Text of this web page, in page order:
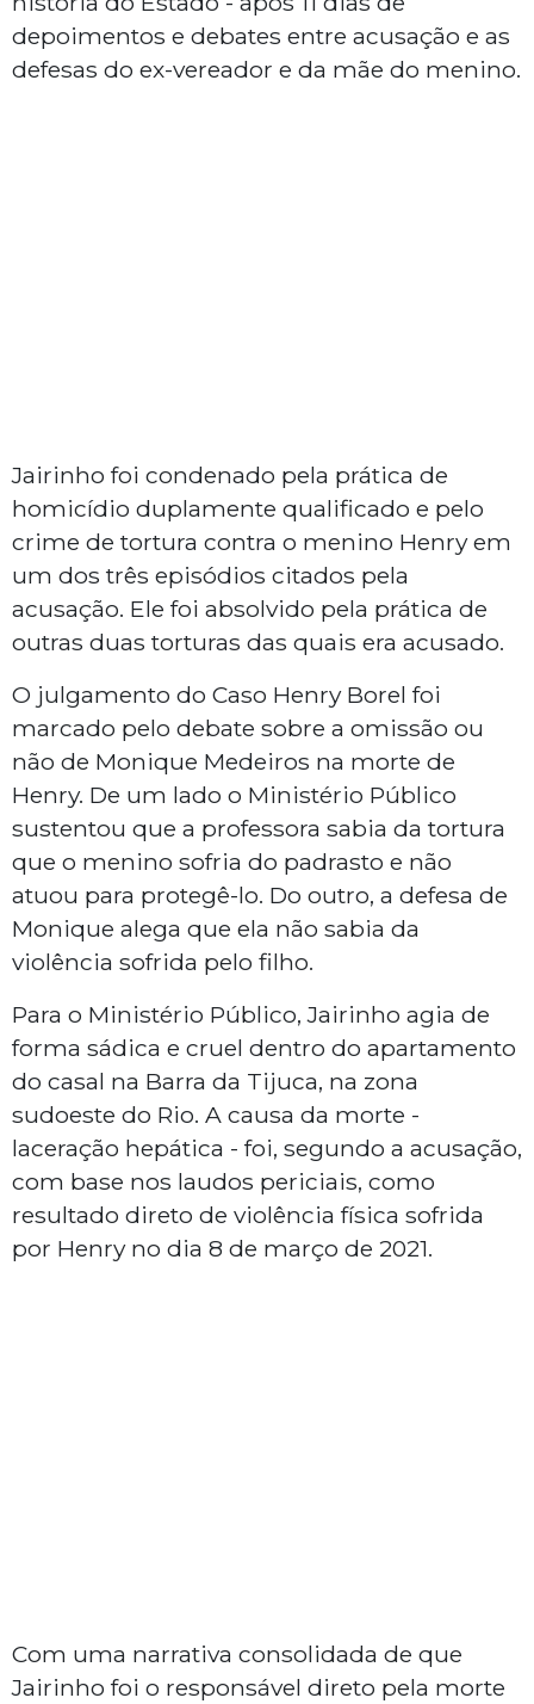
depoimentos e debates entre acusação e as
defesas do ex-vereador e da mãe do menino.
Jairinho foi condenado pela prática de
homicídio duplamente qualificado e pelo
crime de tortura contra o menino Henry em
um dos três episódios citados pela
acusação. Ele foi absolvido pela prática de
outras duas torturas das quais era acusado.
O julgamento do Caso Henry Borel foi
marcado pelo debate sobre a omissão ou
não de Monique Medeiros na morte de
Henry. De um lado o Ministério Público
sustentou que a professora sabia da tortura
que o menino sofria do padrasto e não
atuou para protegê-lo. Do outro, a defesa de
Monique alega que ela não sabia da
violência sofrida pelo filho.
Para o Ministério Público, Jairinho agia de
forma sádica e cruel dentro do apartamento
do casal na Barra da Tijuca, na zona
sudoeste do Rio. A causa da morte -
laceração hepática - foi, segundo a acusação,
com base nos laudos periciais, como
resultado direto de violência física sofrida
por Henry no dia 8 de março de 2021.
Com uma narrativa consolidada de que
Jairinho foi o responsável direto pela morte